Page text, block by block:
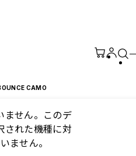
CAMO
ません。このデ
された機種に対
ません。